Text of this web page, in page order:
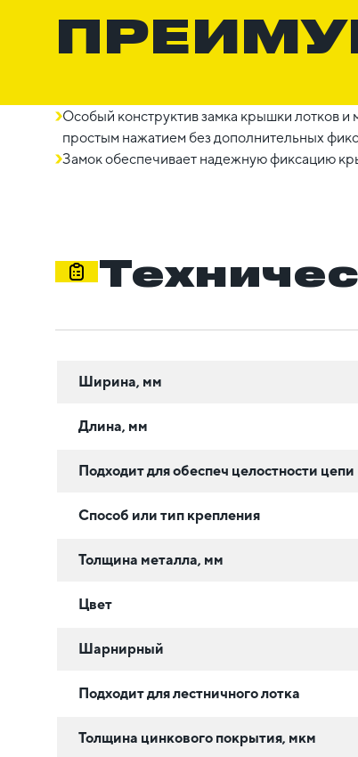
Особый конструктив замка крышки лотков и
простым нажатием без дополнительных
Замок обеспечивает надежную фиксацию
Ширина, мм
Длина, мм
Подходит для обеспеч целостности цепи
Способ или тип крепления
Толщина металла, мм
Цвет
Шарнирный
Подходит для лестничного лотка
Толщина цинкового покрытия, мкм